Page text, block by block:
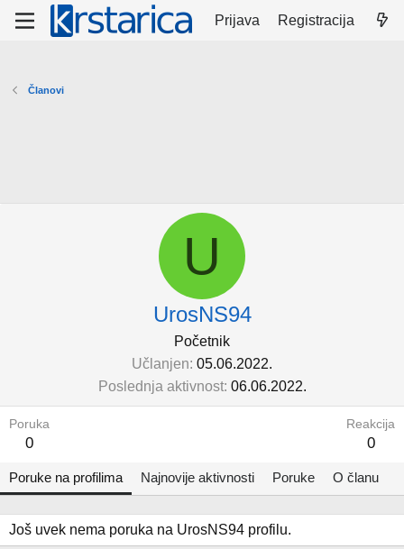
Prijava Registracija
Članovi
U
UrosNS94
Početnik
Učlanjen 05.06.2022.
Poslednja aktivnost 06.06.2022.
Poruka
0
Reakcija
0
Poruke na profilima Najnovije aktivnosti Poruke O članu
Još uvek nema poruka na UrosNS94 profilu.